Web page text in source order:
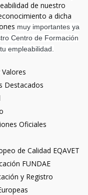
de nuestro
a dicha
muy importantes ya
Centro de Formación
empleabilidad.
Destacados
Oficiales
de Calidad EQAVET
FUNDAE
y Registro